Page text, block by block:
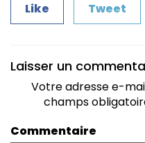
Like Tweet
Laisser un
Votre adresse e-
champs
Commentaire